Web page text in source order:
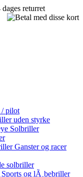
dages returret
/ pilot
uden styrke
Solbriller
Ganster og racer
solbriller
Sports og lÃ¸bebriller